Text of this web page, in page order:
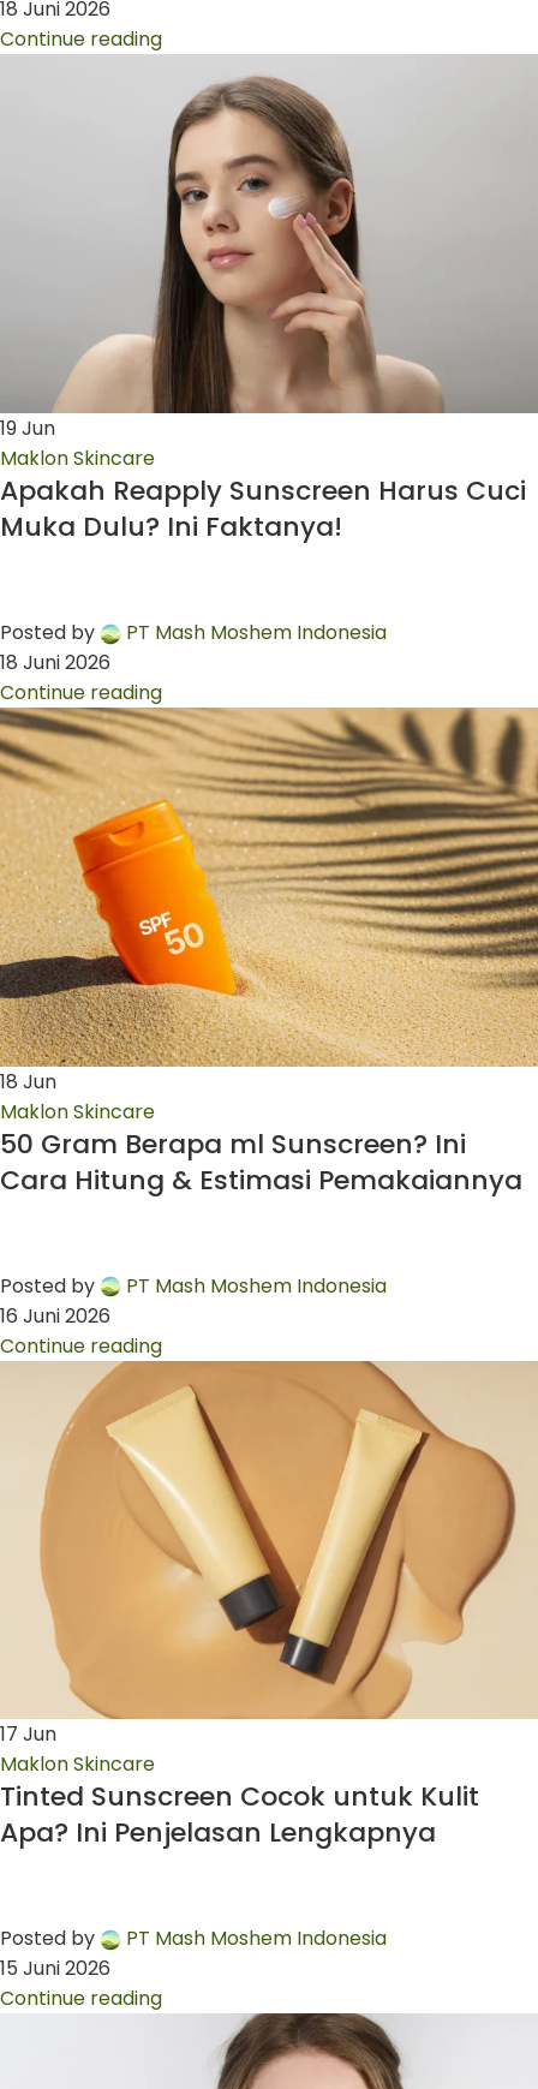
18 Juni 2026
Continue reading
19Jun
Maklon Skincare
Apakah Reapply Sunscreen Harus Cuci
Muka Dulu? Ini Faktanya!
Posted by
PT Mash Moshem Indonesia
18 Juni 2026
Continue reading
18 Jun
Maklon Skincare
50 Gram Berapa ml Sunscreen? Ini
Cara Hitung & Estimasi Pemakaiannya
Posted by
PT Mash Moshem Indonesia
16 Juni 2026
Continue reading
17 Jun
Maklon Skincare
Tinted Sunscreen Cocok untuk Kulit
Apa? Ini Penjelasan Lengkapnya
Posted by
PT Mash Moshem Indonesia
15 Juni 2026
Continue reading